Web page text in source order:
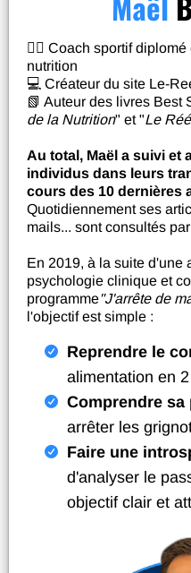
🙋‍♂️ Coach sportif
nutrition
💻 Créateur du site Le-
📗 Auteur des livres Best
de la Nutrition" et "Le
Au total, Maël a suivi et
individus dans leurs
cours des 10 dernières
Quotidiennement ses
mails... sont consultés
En 2019, à la suite d'une
psychologie clinique et
programme"J'arrête de
l'objectif est simple :
Reprendre le
alimentation en
Comprendre
arrêter les
Faire une
d'analyser le
objectif clair et